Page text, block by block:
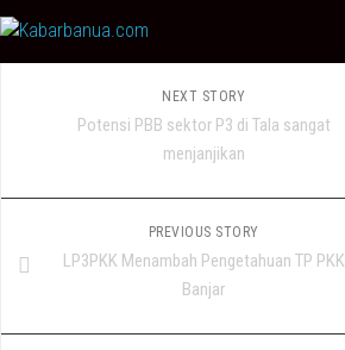
Skip
to
content
NEXT STORY
Potensi PBB sektor P3 di Tala sangat
menjanjikan
PREVIOUS STORY
LP3PKK Menambah Pengetahuan TP PKK
Banjar